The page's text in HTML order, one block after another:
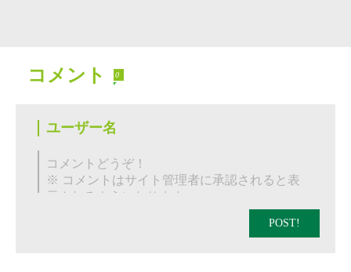
コメント 0
POST!